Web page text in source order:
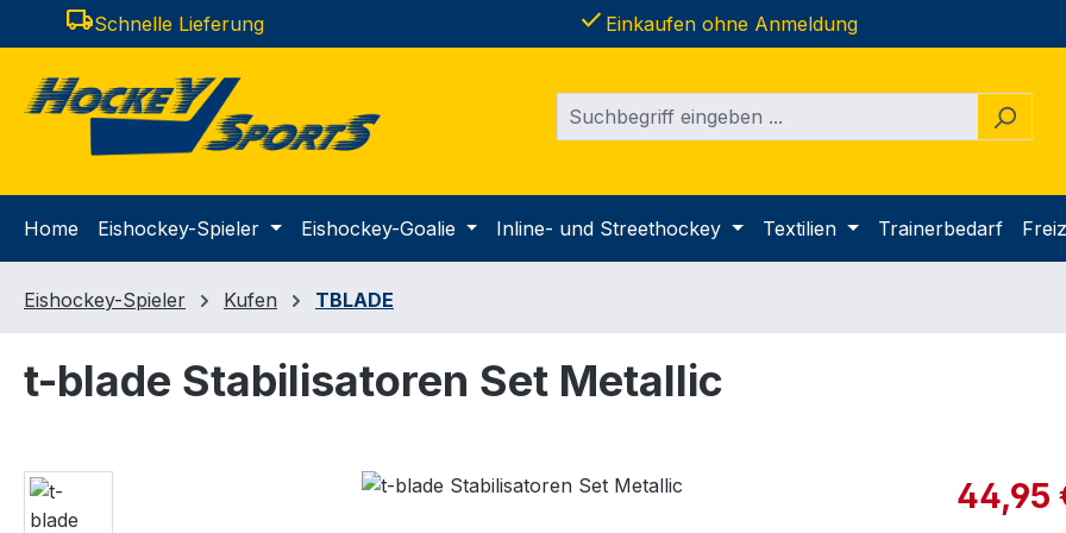
Hauptinhalt springen
Zur Suche springen
Zur Hauptnavigation springen
local_shippingSchnelle Lieferung done Einkaufen ohne Anmeldung
Home Eishockey-Spieler Eishockey-Goalie Inline- und Streethockey Textilien Trainerbedarf
Eishockey-Spieler Kufen TBLADE
t-blade Stabilisatoren Set Metallic
Bildergalerie überspringen 44,95